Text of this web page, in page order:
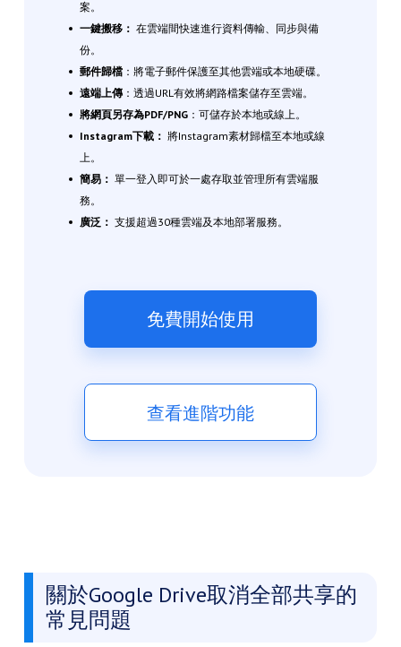
案。
一鍵搬移： 在雲端間快速進行資料傳輸、同步與備
份。
郵件歸檔：將電子郵件保護至其他雲端或本地硬碟。
遠端上傳：透過URL有效將網路檔案儲存至雲端。
將網頁另存為PDF/PNG：可儲存於本地或線上。
Instagram下載： 將Instagram素材歸檔至本地或線
上。
簡易： 單一登入即可於一處存取並管理所有雲端服
務。
廣泛： 支援超過30種雲端及本地部署服務。
免費開始使用
查看進階功能
關於Google Drive取消全部共享的
常見問題